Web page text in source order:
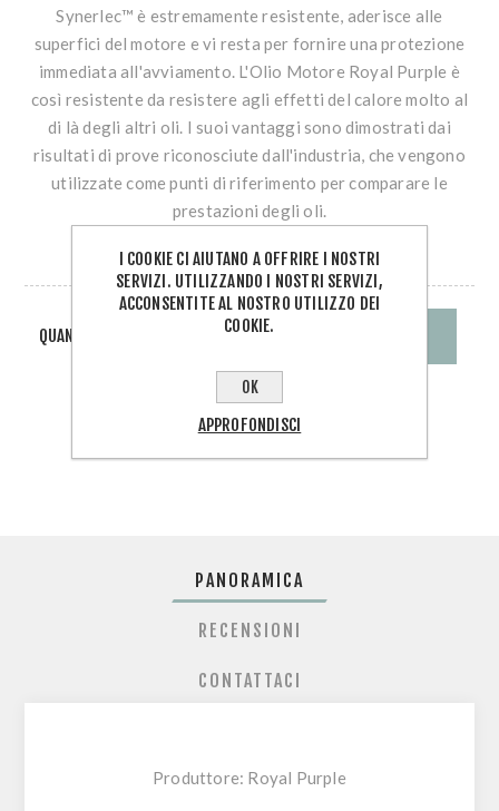
Synerlec™ è estremamente resistente, aderisce alle
superfici del motore e vi resta per fornire una protezione
immediata all'avviamento. L'Olio Motore Royal Purple è
così resistente da resistere agli effetti del calore molto al
di là degli altri oli. I suoi vantaggi sono dimostrati dai
risultati di prove riconosciute dall'industria, che vengono
utilizzate come punti di riferimento per comparare le
prestazioni degli oli.
DISPONIBILE
QUANTITÀ:
PANORAMICA
RECENSIONI
CONTATTACI
Produttore: Royal Purple
I COOKIE CI AIUTANO A OFFRIRE I NOSTRI
SERVIZI. UTILIZZANDO I NOSTRI SERVIZI,
ACCONSENTITE AL NOSTRO UTILIZZO DEI
COOKIE.
OK
APPROFONDISCI